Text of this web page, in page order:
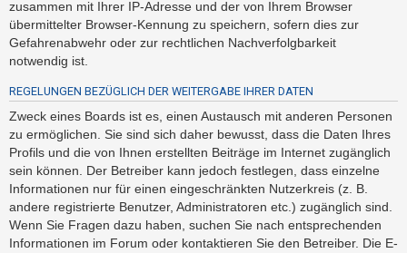
h
e
m
e
n
S
u
c
h
zusammen mit Ihrer IP-Adresse und der von Ihrem Browser
übermittelter Browser-Kennung zu speichern, sofern dies zur
Gefahrenabwehr oder zur rechtlichen Nachverfolgbarkeit
notwendig ist.
REGELUNGEN BEZÜGLICH DER WEITERGABE IHRER DATEN
Zweck eines Boards ist es, einen Austausch mit anderen Personen
zu ermöglichen. Sie sind sich daher bewusst, dass die Daten Ihres
Profils und die von Ihnen erstellten Beiträge im Internet zugänglich
sein können. Der Betreiber kann jedoch festlegen, dass einzelne
Informationen nur für einen eingeschränkten Nutzerkreis (z. B.
andere registrierte Benutzer, Administratoren etc.) zugänglich sind.
Wenn Sie Fragen dazu haben, suchen Sie nach entsprechenden
Informationen im Forum oder kontaktieren Sie den Betreiber. Die E-